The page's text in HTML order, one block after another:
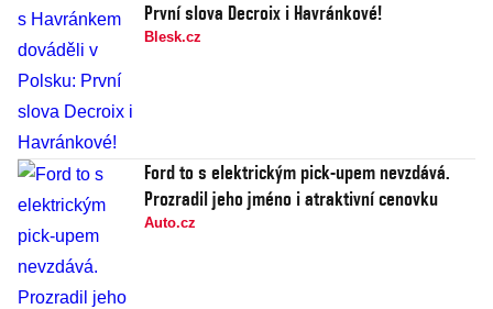
První slova Decroix i Havránkové!
Blesk.cz
Ford to s elektrickým pick-upem nevzdává.
Prozradil jeho jméno i atraktivní cenovku
Auto.cz